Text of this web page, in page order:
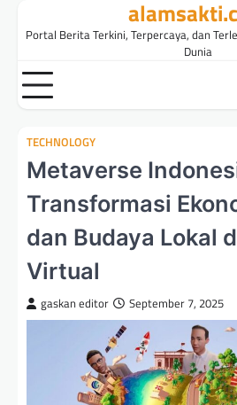
Portal Berita Terkini, Terpercaya, dan
Dunia
TECHNOLOGY
Metaverse
Transformasi
dan Budaya Lokal
Virtual
gaskan editor September 7, 2025